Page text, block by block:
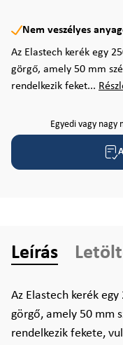
Nem veszélyes
Az Elastech kerék egy
görgő, amely 50 mm
rendelkezik feket...
Egyedi vagy nagy
Leírás
Az Elastech kerék
görgő, amely 50 mm
rendelkezik fekete,